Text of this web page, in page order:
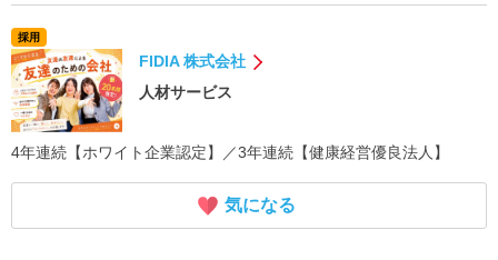
採用
FIDIA 株式会社
人材サービス
4年連続【ホワイト企業認定】／3年連続【健康経営優良法人】
気になる